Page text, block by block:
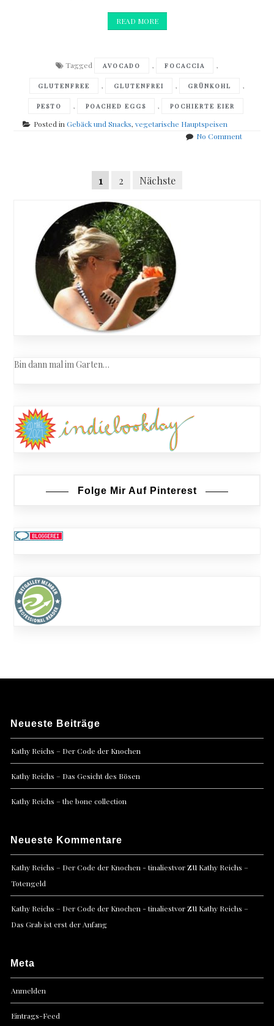
READ MORE
Tagged AVOCADO , FOCACCIA ,
GLUTENFREE , GLUTENFREI , GRÜNKOHL ,
PESTO , POACHED EGGS , POCHIERTE EIER
Posted inGebäck und Snacks,vegetarische Hauptspeisen
No Commenton
navigation
Seitennummerierung
Beiträge
1 2 Nächste
Bin dann mal im Garten…
Folge Mir Auf Pinterest
Neueste Beiträge
Kathy Reichs – Der Code der Knochen
Kathy Reichs – Das Gesicht des Bösen
Kathy Reichs – the bone collection
Neueste Kommentare
Kathy Reichs – Der Code der Knochen - tinaliestvorzu Kathy Reichs –
Totengeld
Kathy Reichs – Der Code der Knochen - tinaliestvorzu Kathy Reichs –
Das Grab ist erst der Anfang
Meta
Anmelden
Eintrags-Feed